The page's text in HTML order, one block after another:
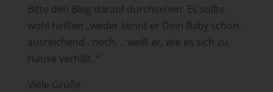
Bitte den Blog darauf durchsehen. Es sollte
wohl heißen „weder kennt er Dein Baby schon.
ausreichend.. noch. .. weiß er, wie es sich zu
Hause verhält..“
Viele Grüße